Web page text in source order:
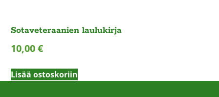
Sotaveteraanien laulukirja
10,00€
Lisää ostoskoriin